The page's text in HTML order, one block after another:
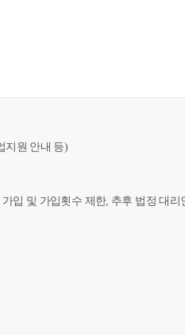
지원 안내 등)
입 및 가입횟수 제한, 추후 법정 대리